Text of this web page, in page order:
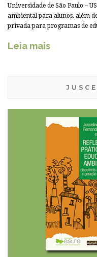
Universidade de São Paulo –
ambiental para alunos, além
privada para programas de
Leia mais